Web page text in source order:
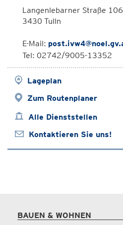
Langenlebarner Straße 106
3430 Tulln
E-Mail:
Tel: 02742/9005-13352
Lageplan
Zum Routenplaner
Alle Dienststellen
Kontaktieren Sie uns!
BAUEN & WOHNEN